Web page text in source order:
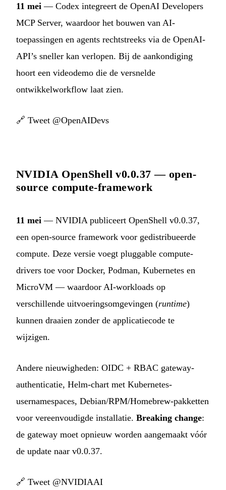
11 mei — Codex integreert de OpenAI Developers
MCP Server, waardoor het bouwen van AI-
toepassingen en agents rechtstreeks via de OpenAI-
API’s sneller kan verlopen. Bij de aankondiging
hoort een videodemo die de versnelde
ontwikkelworkflow laat zien.
🔗 Tweet @OpenAIDevs
NVIDIA OpenShell v0.0.37 — open-
source compute-framework
11 mei — NVIDIA publiceert OpenShell v0.0.37,
een open-source framework voor gedistribueerde
compute. Deze versie voegt pluggable compute-
drivers toe voor Docker, Podman, Kubernetes en
MicroVM — waardoor AI-workloads op
verschillende uitvoeringsomgevingen (runtime)
kunnen draaien zonder de applicatiecode te
wijzigen.
Andere nieuwigheden: OIDC + RBAC gateway-
authenticatie, Helm-chart met Kubernetes-
usernamespaces, Debian/RPM/Homebrew-pakketten
voor vereenvoudigde installatie. Breaking change:
de gateway moet opnieuw worden aangemaakt vóór
de update naar v0.0.37.
🔗 Tweet @NVIDIAAI